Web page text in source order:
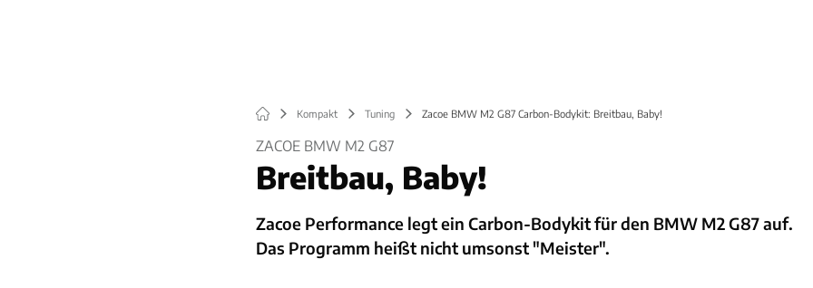
Kompakt Tuning Zacoe BMW M2 G87 Carbon-Bodykit: Breitbau, Baby!
ZACOE BMW M2 G87
Breitbau, Baby!
Zacoe Performance legt ein Carbon-Bodykit für den BMW M2 G87 auf.
Das Programm heißt nicht umsonst "Meister".